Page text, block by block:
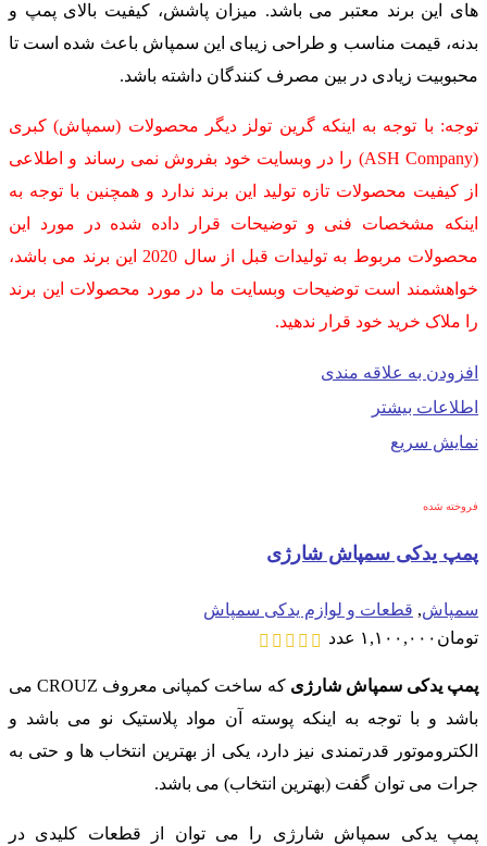
های این برند معتبر می باشد. میزان پاشش، کیفیت بالای پمپ و
بدنه، قیمت مناسب و طراحی زیبای این سمپاش باعث شده است تا
محبوبیت زیادی در بین مصرف کنندگان داشته باشد.
توجه: با توجه به اینکه گرین تولز دیگر محصولات (سمپاش) کبری
(ASH Company) را در وبسایت خود بفروش نمی رساند و اطلاعی
از کیفیت محصولات تازه تولید این برند ندارد و همچنین با توجه به
اینکه مشخصات فنی و توضیحات قرار داده شده در مورد این
محصولات مربوط به تولیدات قبل از سال 2020 این برند می باشد،
خواهشمند است توضیحات وبسایت ما در مورد محصولات این برند
را ملاک خرید خود قرار ندهید.
افزودن به علاقه مندی
اطلاعات بیشتر
نمایش سریع
فروخته شده
پمپ یدکی سمپاش شارژی
سمپاش, قطعات و لوازم یدکی سمپاش
تومان ۱,۱۰۰,۰۰۰ عدد
پمپ یدکی سمپاش شارژی
که ساخت کمپانی معروف CROUZ می
باشد و با توجه به اینکه پوسته آن مواد پلاستیک نو می باشد و
الکتروموتور قدرتمندی نیز دارد، یکی از بهترین انتخاب ها و حتی به
جرات می توان گفت (بهترین انتخاب) می باشد.
پمپ یدکی سمپاش شارژی را می توان از قطعات کلیدی در